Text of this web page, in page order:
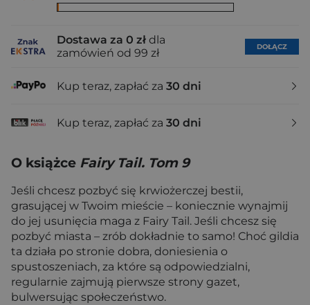
Dostawa za 0 zł dla
zamówień od 99 zł
DOŁĄCZ
Kup teraz, zapłać za 30 dni
Kup teraz, zapłać za 30 dni
O książce Fairy Tail. Tom 9
Jeśli chcesz pozbyć się krwiożerczej bestii,
grasującej w Twoim mieście – koniecznie wynajmij
do jej usunięcia maga z Fairy Tail. Jeśli chcesz się
pozbyć miasta – zrób dokładnie to samo! Choć gildia
ta działa po stronie dobra, doniesienia o
spustoszeniach, za które są odpowiedzialni,
regularnie zajmują pierwsze strony gazet,
bulwersując społeczeństwo.